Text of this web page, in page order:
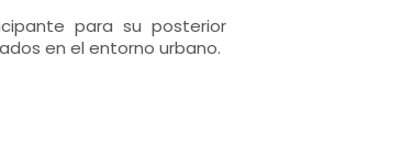
para su posterior
en el entorno urbano.